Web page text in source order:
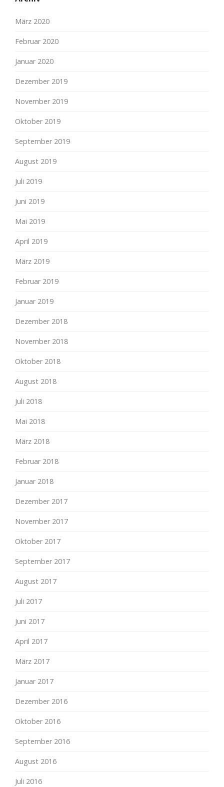
März 2020
Februar 2020
Januar 2020
Dezember 2019
November 2019
Oktober 2019
September 2019
August 2019
Juli 2019
Juni 2019
Mai 2019
April 2019
März 2019
Februar 2019
Januar 2019
Dezember 2018
November 2018
Oktober 2018
August 2018
Juli 2018
Mai 2018
März 2018
Februar 2018
Januar 2018
Dezember 2017
November 2017
Oktober 2017
September 2017
August 2017
Juli 2017
Juni 2017
April 2017
März 2017
Januar 2017
Dezember 2016
Oktober 2016
September 2016
August 2016
Juli 2016